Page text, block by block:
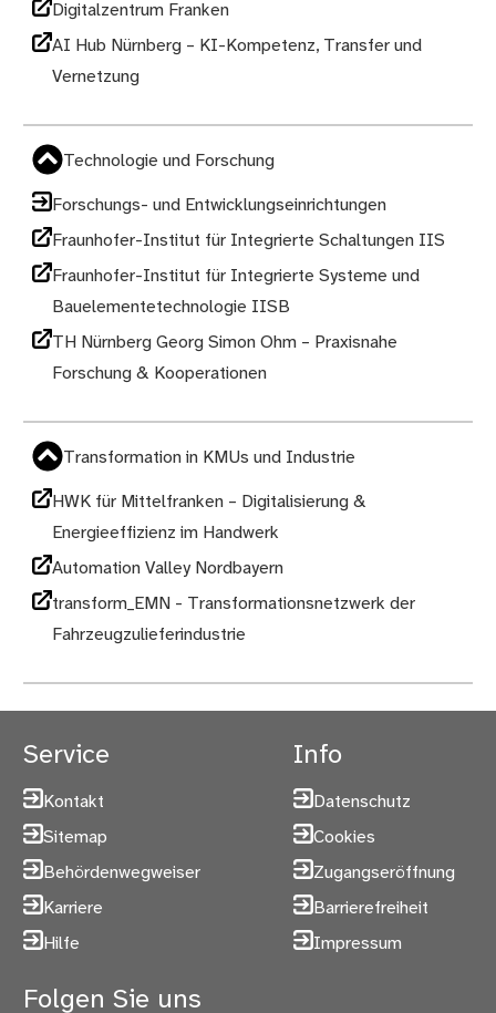
Digitalzentrum Franken
AI Hub Nürnberg – KI-Kompetenz, Transfer und
Vernetzung
Technologie und Forschung
Forschungs- und Entwicklungseinrichtungen
Fraunhofer-Institut für Integrierte Schaltungen IIS
Fraunhofer-Institut für Integrierte Systeme und
Bauelementetechnologie IISB
TH Nürnberg Georg Simon Ohm – Praxisnahe
Forschung & Kooperationen
Transformation in KMUs und Industrie
HWK für Mittelfranken – Digitalisierung &
Energieeffizienz im Handwerk
Automation Valley Nordbayern
transform_EMN - Transformationsnetzwerk der
Fahrzeugzulieferindustrie
Service
Kontakt
Sitemap
Behördenwegweiser
Karriere
Hilfe
Info
Datenschutz
Cookies
Zugangseröffnung
Barrierefreiheit
Impressum
Folgen Sie uns